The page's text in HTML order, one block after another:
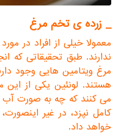
_ زرده ی تخم مرغ
معمولا خیلی از افراد در
ندارند. طبق تحقیقاتی که
مرغ ویتامین هایی وجود
هستند. لونئین یکی از
می کنند که چه به صورت آب
کامل نپزد، در غیر
خواهد داد.